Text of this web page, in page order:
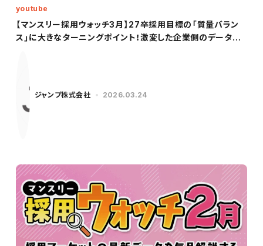
【マンスリー採用ウォッチ3月】27卒採用目標の「質量バラン
ス」に大きなターニングポイント！激変した企業側のデータを
youtube
ジャンプ株式会社 2026.03.24